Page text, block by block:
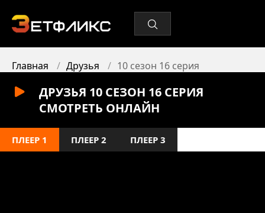
Главная Друзья 10 сезон 16 серия
ДРУЗЬЯ 10 СЕЗОН 16 СЕРИЯ
СМОТРЕТЬ ОНЛАЙН
ПЛЕЕР 1 ПЛЕЕР 2 ПЛЕЕР 3